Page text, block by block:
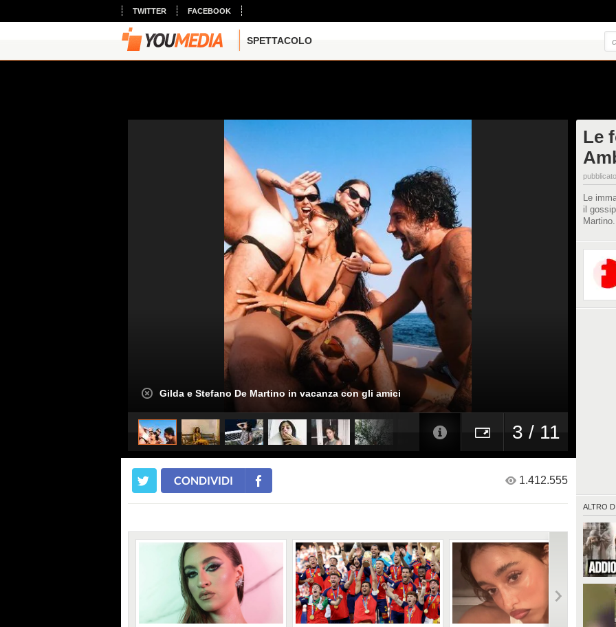
TWITTER FACEBOOK
SPETTACOLO
Gilda e Stefano De Martino in vacanza con gli amici
3 / 11
Le
Le
il
Martino.
ALTRO DI
CONDIVIDI 1.412.555